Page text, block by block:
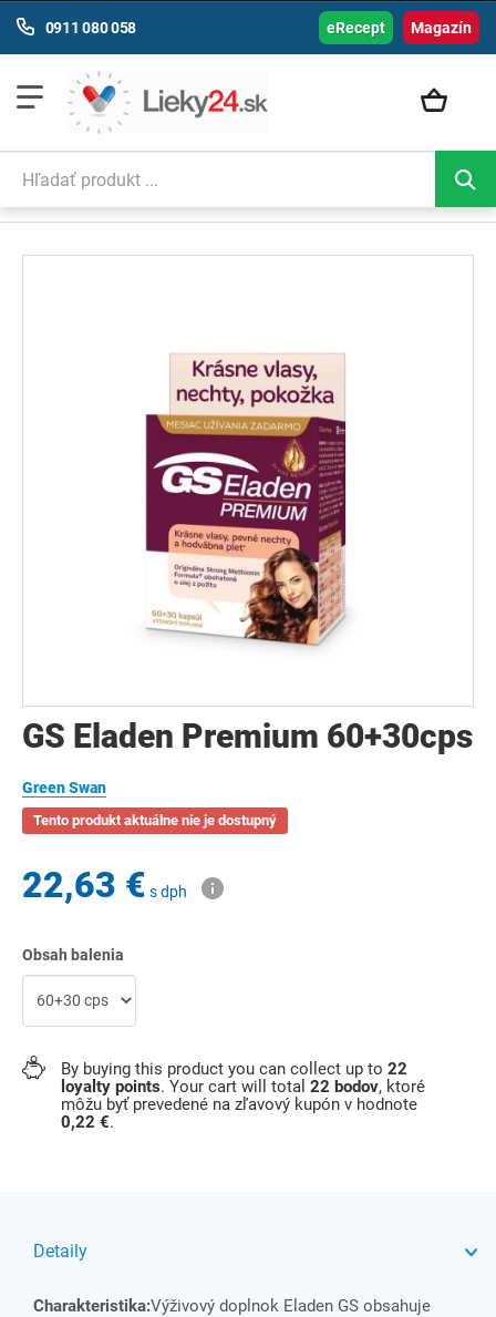
Magazín
0911 080 058 eRecept
GS Eladen Premium 60+30cps
Green Swan
Tento produkt aktuálne nie je dostupný
22,63 € s dph
Obsah balenia
By buying this product you can collect up to 22
loyalty points. Your cart will total 22 bodov, ktoré
môžu byť prevedené na zľavový kupón v hodnote
0,22 €.
Detaily
Charakteristika:Výživový doplnok Eladen GS obsahuje